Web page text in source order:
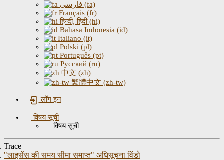
فارسی (fa)
Français (fr)
हिन्दी, हिंदी (hi)
Bahasa Indonesia (id)
Italiano (it)
Polski (pl)
Português (pt)
Русский (ru)
中文 (zh)
繁體中文 (zh-tw)
लॉग इन
विषय सूची
विषय सूची
Trace
"लाइसेंस की समय सीमा समाप्त" अधिसूचना विंडो